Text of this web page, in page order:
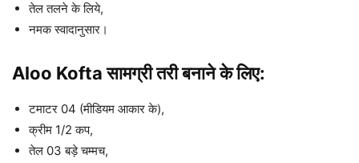
तेल तलने के लिये,
नमक स्वादानुसार।
Aloo Kofta सामग्री तरी बनाने के लिए:
टमाटर 04 (मीडियम आकार के),
क्रीम 1/2 कप,
तेल 03 बड़े चम्मच,